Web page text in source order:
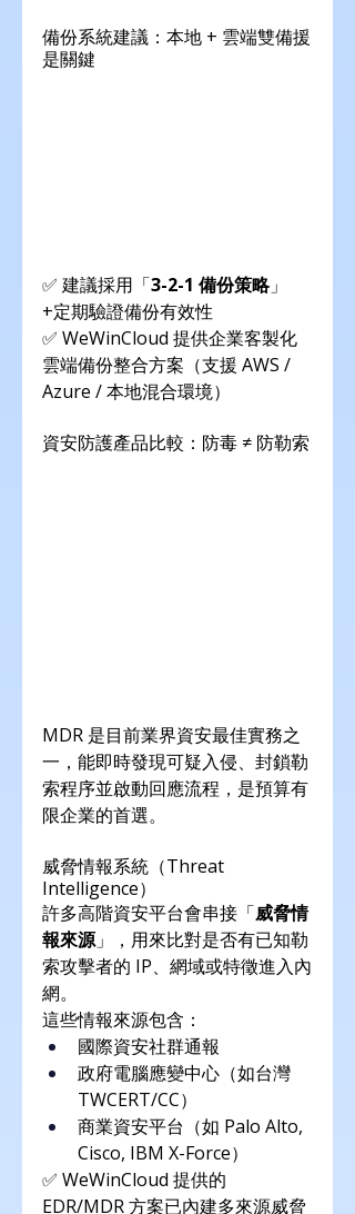
備份系統建議：本地 + 雲端雙備援
是關鍵
✅ 建議採用「3-2-1 備份策略」
+定期驗證備份有效性
✅ WeWinCloud 提供企業客製化
雲端備份整合方案（支援 AWS /
Azure / 本地混合環境）
資安防護產品比較：防毒 ≠ 防勒索
MDR 是目前業界資安最佳實務之
一，能即時發現可疑入侵、封鎖勒
索程序並啟動回應流程，是預算有
限企業的首選。
威脅情報系統（Threat
Intelligence）
許多高階資安平台會串接「威脅情
報來源」，用來比對是否有已知勒
索攻擊者的 IP、網域或特徵進入內
網。
這些情報來源包含：
國際資安社群通報
政府電腦應變中心（如台灣
TWCERT/CC）
商業資安平台（如 Palo Alto,
Cisco, IBM X-Force）
✅ WeWinCloud 提供的
EDR/MDR 方案已內建多來源威脅